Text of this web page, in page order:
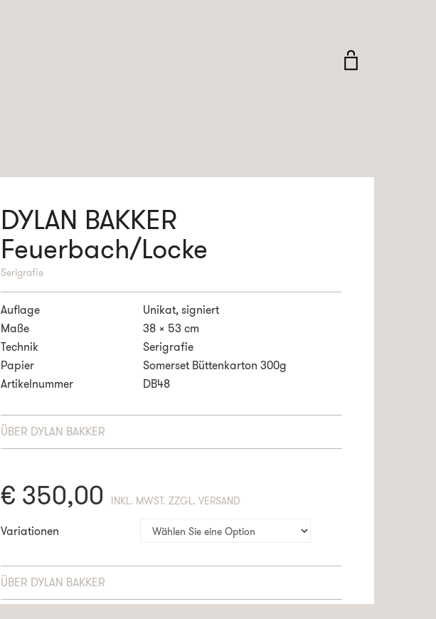
DYLAN BAKKER
Feuerbach/Locke
Serigrafie
Auflage
Unikat, signiert
Maße
38 x 53 cm
Technik
Serigrafie
Papier
Somerset Büttenkarton 300g
Artikelnummer
DB48
ÜBER DYLAN BAKKER
€ 350,00
Variationen
ÜBER DYLAN BAKKER